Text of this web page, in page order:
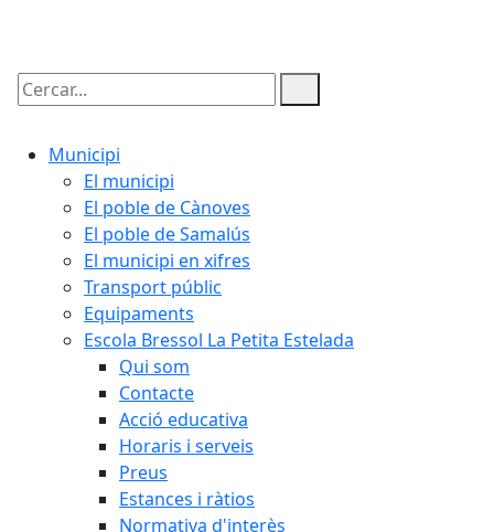
Cercar:
Municipi
El municipi
El poble de Cànoves
El poble de Samalús
El municipi en xifres
Transport públic
Equipaments
Escola Bressol La Petita Estelada
Qui som
Contacte
Acció educativa
Horaris i serveis
Preus
Estances i ràtios
Normativa d'interès